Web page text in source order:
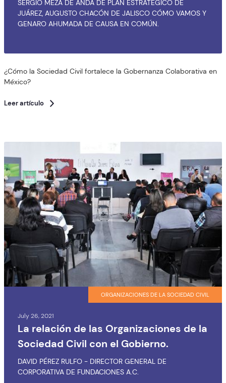
SERGIO MEZA DE ANDA DE PLAN ESTRATÉGICO DE
JUÁREZ, AUGUSTO CHACÓN DE JALISCO CÓMO VAMOS Y
GENARO AHUMADA DE CAUSA EN COMÚN.
¿Cómo la Sociedad Civil fortalece la Gobernanza Colaborativa en
México?
Leer artículo
ORGANIZACIONES DE LA SOCIEDAD CIVIL
July 26, 2021
La relación de las Organizaciones de la
Sociedad Civil con el Gobierno.
DAVID PÉREZ RULFO - DIRECTOR GENERAL DE
CORPORATIVA DE FUNDACIONES A.C.